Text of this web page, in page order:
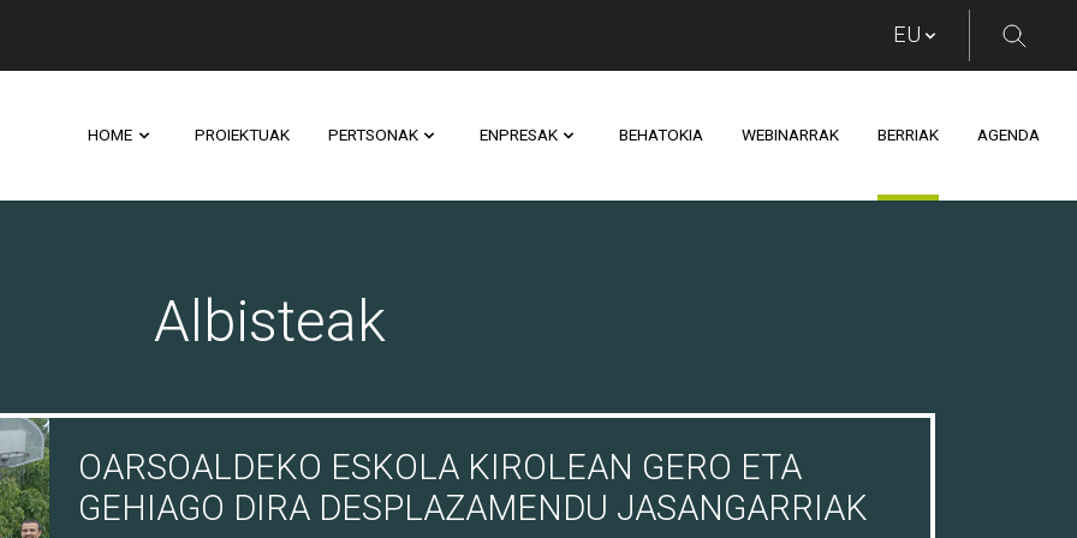
HOME PROIEKTUAK PERTSONAK ENPRESAK BEHATOKIA WEBINARRAK BERRIAK AGENDA
Albisteak
OARSOALDEKO ESKOLA KIROLEAN GERO ETA
GEHIAGO DIRA DESPLAZAMENDU JASANGARRIAK